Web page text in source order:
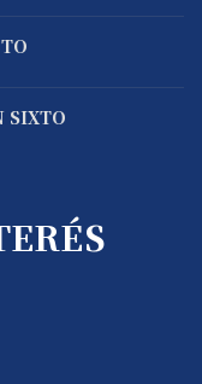
SIXTO